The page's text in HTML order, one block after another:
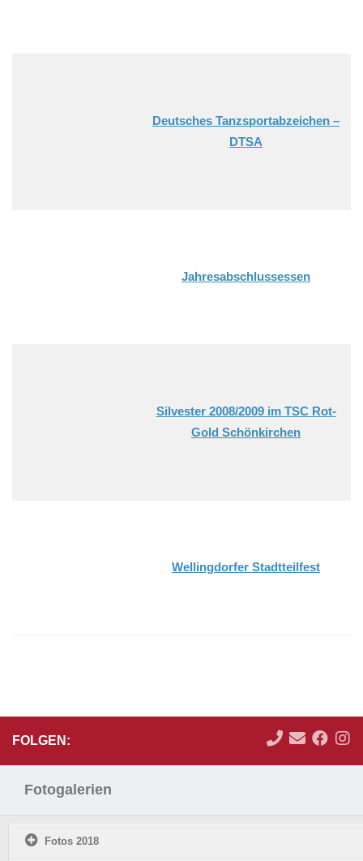
Deutsches Tanzsportabzeichen –
DTSA
Jahresabschlussessen
Silvester 2008/2009 im TSC Rot-
Gold Schönkirchen
Wellingdorfer Stadtteilfest
FOLGEN:
Fotogalerien
Fotos 2018